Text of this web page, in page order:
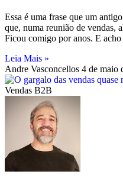
Essa é uma frase que um
que, numa reunião de vendas,
Ficou comigo por anos. E acho
Leia Mais »
Andre Vasconcellos 4 de maio
Vendas B2B